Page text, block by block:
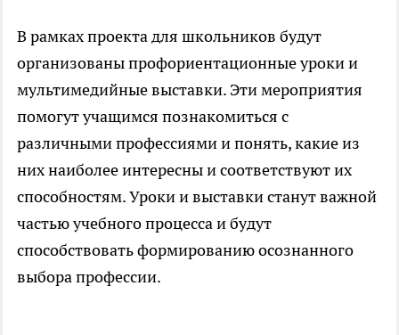
В рамках проекта для школьников будут
организованы профориентационные уроки и
мультимедийные выставки. Эти мероприятия
помогут учащимся познакомиться с
различными профессиями и понять, какие из
них наиболее интересны и соответствуют их
способностям. Уроки и выставки станут важной
частью учебного процесса и будут
способствовать формированию осознанного
выбора профессии.